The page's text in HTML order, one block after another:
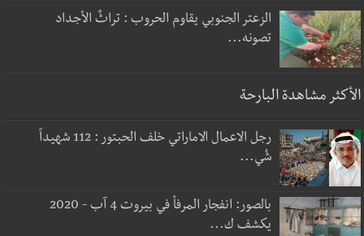
الزعتر الجنوبي يقاوم الحروب : تراثٌ الأجداد
تصونه...
الأكثر مشاهدة البارحة
رجل الاعمال الاماراتي خلف الحبتور : 112 شهيداً
شُي...
بالصور: انفجار المرفأ في بيروت 4 آب - 2020
يكشف ك...